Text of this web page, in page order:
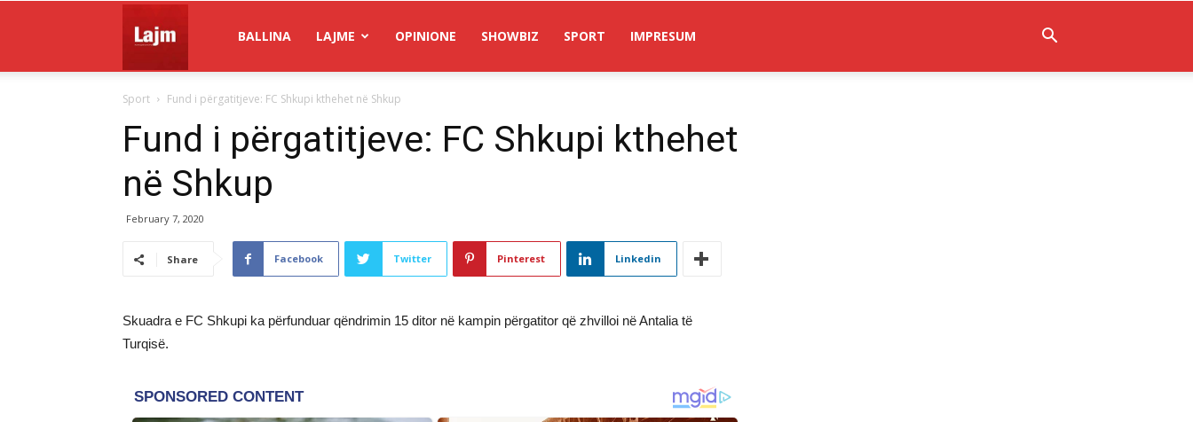
Lajm
BALLINA LAJME OPINIONE SHOWBIZ SPORT IMPRESUM
Sport Fund i përgatitjeve: FC Shkupi kthehet në Shkup
Fund i përgatitjeve: FC Shkupi kthehet
në Shkup
February 7, 2020
Share Facebook Twitter Pinterest Linkedin
Skuadra e FC Shkupi ka përfunduar qëndrimin 15 ditor në kampin përgatitor që zhvilloi në Antalia të
Turqisë.